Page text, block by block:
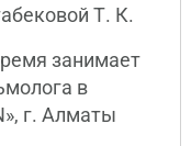
Т. К.
занимает
в
г. Алматы